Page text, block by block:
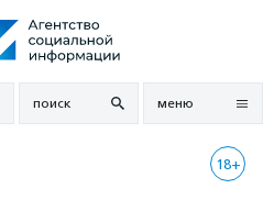
поиск меню
18+